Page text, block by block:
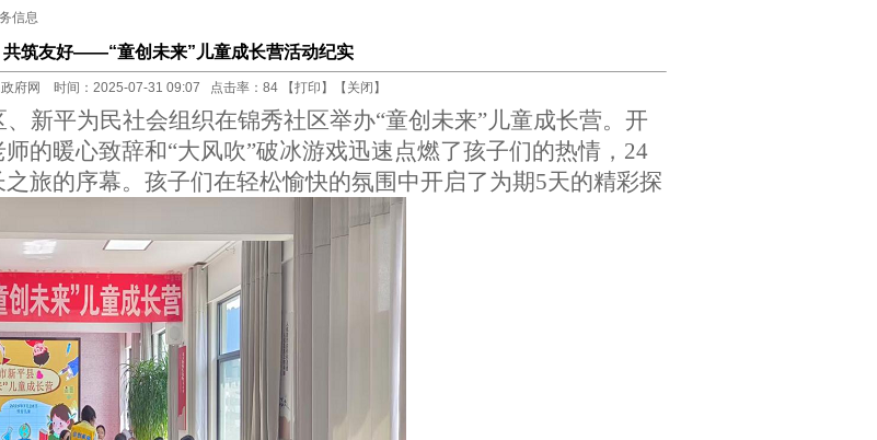
信息
共筑友好——“童创未来”儿童成长营活动纪实
政府网 时间：2025-07-31 09:07 点击率： 84 【打印 】【 关闭 】
新平为民社会组织在锦秀社区举办“童创未来”儿童成长营。 开
的暖心致辞和“大风吹”破冰游戏迅速点燃了孩子们的热情， 24
旅的序幕。孩子们在轻松愉快的氛围中开启了为期5天的精彩探